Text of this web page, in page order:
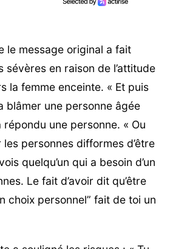
le message original a fait
sévères en raison de l’attitude
la femme enceinte. « Et puis
blâmer une personne âgée
répondu une personne. « Ou
personnes difformes d’être
quelqu’un qui a besoin d’un
Le fait d’avoir dit qu’être
choix personnel” fait de toi un